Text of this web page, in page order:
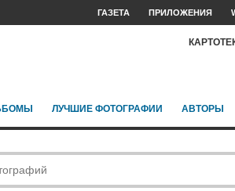
ГАЗЕТА ПРИЛОЖЕНИЯ
ЛУЧШИЕ ФОТОГРАФИИ АВТОРЫ